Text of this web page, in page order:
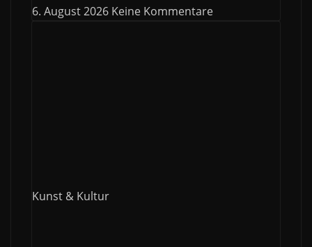
6. August 2026 Keine Kommentare
Kunst & Kultur